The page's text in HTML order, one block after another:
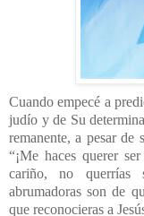
Cuando empecé a
judío y de Su
remanente, a pesar de
“¡Me haces querer
cariño, no querrías
abrumadoras son de
que reconocieras a